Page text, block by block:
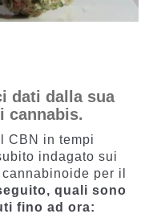
dati dalla sua
cannabis.
CBN in tempi
indagato sui
per il
quali sono
fino ad ora: